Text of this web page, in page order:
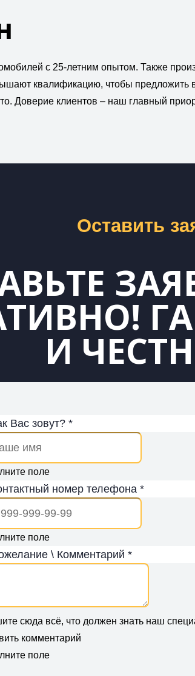
с 25-летним опытом. Также
квалификацию, чтобы
Доверие клиентов – наш главный
Оставить
И
Вас зовут? *
поле
номер телефона *
поле
\ Комментарий *
сюда всё, что должен знать наш
комментарий
поле